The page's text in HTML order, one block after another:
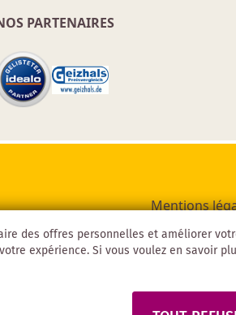
PARTENAIRES
Mentions
des offres personnelles et améliorer
expérience. Si vous voulez en savoir